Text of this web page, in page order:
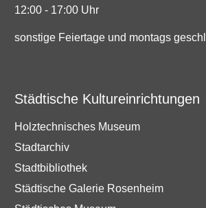
12:00 - 17:00 Uhr
sonstige Feiertage und montags
Städtische Kultureinrichtungen
Holztechnisches Museum
Stadtarchiv
Stadtbibliothek
Städtische Galerie Rosenheim